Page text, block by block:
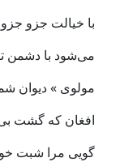
با خیالت جزو
می‌شود با دشمن
مولوی » دیوان
افغان که گشت
گویی مرا شبت